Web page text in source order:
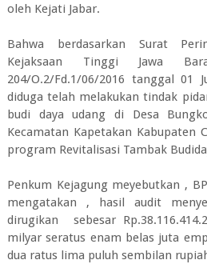
oleh Kejati Jabar.
Bahwa berdasarkan Surat
Kejaksaan Tinggi Jawa
204/O.2/Fd.1/06/2016 tanggal 01
diduga telah melakukan tindak
budi daya udang di Desa
Kecamatan Kapetakan Kabupaten
program Revitalisasi Tambak
Penkum Kejagung meyebutkan ,
mengatakan , hasil audit
dirugikan sebesar
milyar seratus enam belas juta
dua ratus lima puluh sembilan